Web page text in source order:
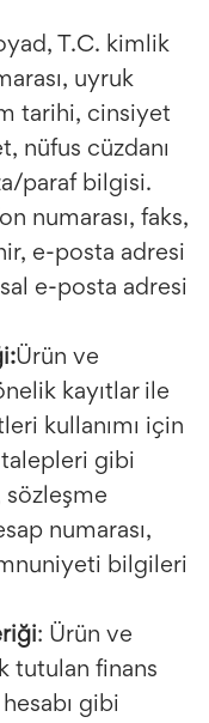
T.C. kimlik
uyruk
tarihi, cinsiyet
nüfus cüzdanı
paraf bilgisi.
numarası, faks,
e-posta adresi
e-posta adresi
Ürün ve
kayıtlar ile
kullanımı için
gibi
sözleşme
numarası,
bilgileri
: Ürün ve
tutulan finans
gibi